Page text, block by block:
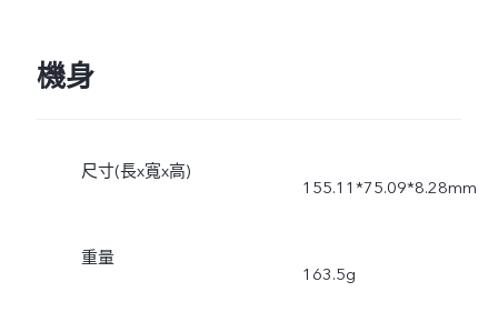
機身
尺寸(長x寬x高)
155.11*75.09*8.28mm
重量
163.5g